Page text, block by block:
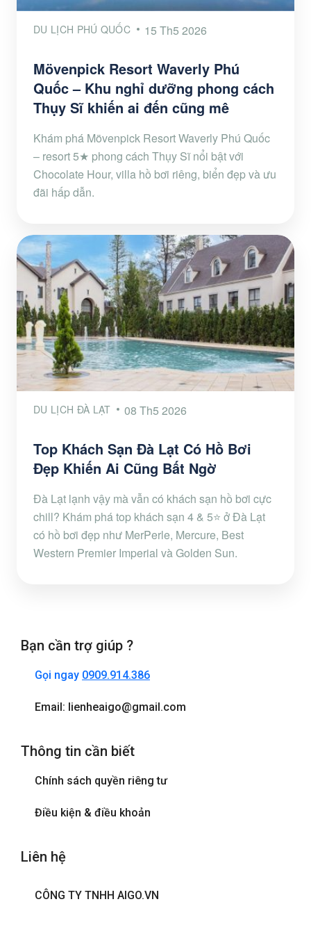
DU LỊCH PHÚ QUỐC 15 Th5 2026
Mövenpick Resort Waverly Phú
Quốc – Khu nghỉ dưỡng phong cách
Thụy Sĩ khiến ai đến cũng mê
Khám phá Mövenpick Resort Waverly Phú Quốc
– resort 5★ phong cách Thụy Sĩ nổi bật với
Chocolate Hour, villa hồ bơi riêng, biển đẹp và ưu
đãi hấp dẫn.
DU LỊCH ĐÀ LẠT 08 Th5 2026
Top Khách Sạn Đà Lạt Có Hồ Bơi
Đẹp Khiến Ai Cũng Bất Ngờ
Đà Lạt lạnh vậy mà vẫn có khách sạn hồ bơi cực
chill? Khám phá top khách sạn 4 & 5⭐ ở Đà Lạt
có hồ bơi đẹp như MerPerle, Mercure, Best
Western Premier Imperial và Golden Sun.
Bạn cần trợ giúp ?
Gọi ngay 0909.914.386
Email: lienheaigo@gmail.com
Thông tin cần biết
Chính sách quyền riêng tư
Điều kiện & điều khoản
Liên hệ
CÔNG TY TNHH AIGO.VN